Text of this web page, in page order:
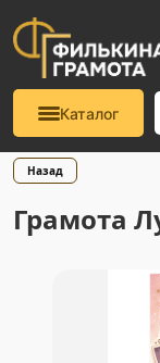
Каталог
Назад
Грамота